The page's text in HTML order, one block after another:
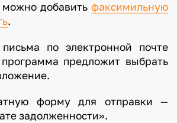
можно добавитьфаксимильную
.
по электронной почте
предложит выбрать
форму для отправки —
задолженности».